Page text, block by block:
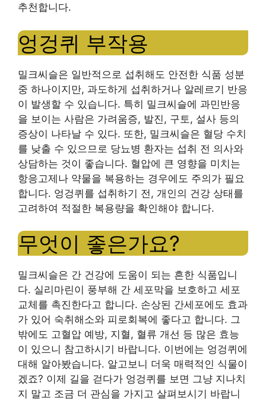
추천합니다.
엉겅퀴 부작용
밀크씨슬은 일반적으로 섭취해도 안전한 식품 성분
중 하나이지만, 과도하게 섭취하거나 알레르기 반응
이 발생할 수 있습니다. 특히 밀크씨슬에 과민반응
을 보이는 사람은 가려움증, 발진, 구토, 설사 등의
증상이 나타날 수 있다. 또한, 밀크씨슬은 혈당 수치
를 낮출 수 있으므로 당뇨병 환자는 섭취 전 의사와
상담하는 것이 좋습니다. 혈압에 큰 영향을 미치는
항응고제나 약물을 복용하는 경우에도 주의가 필요
합니다. 엉겅퀴를 섭취하기 전, 개인의 건강 상태를
고려하여 적절한 복용량을 확인해야 합니다.
무엇이 좋은가요?
밀크씨슬은 간 건강에 도움이 되는 흔한 식품입니
다. 실리마린이 풍부해 간 세포막을 보호하고 세포
교체를 촉진한다고 합니다. 손상된 간세포에도 효과
가 있어 숙취해소와 피로회복에 좋다고 합니다. 그
밖에도 고혈압 예방, 지혈, 혈류 개선 등 많은 효능
이 있으니 참고하시기 바랍니다. 이번에는 엉겅퀴에
대해 알아봤습니다. 알고보니 더욱 매력적인 식물이
겠죠? 이제 길을 걷다가 엉겅퀴를 보면 그냥 지나치
지 말고 조금 더 관심을 가지고 살펴보시기 바랍니